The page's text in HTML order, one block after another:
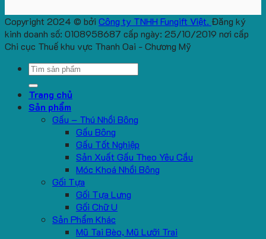
Copyright 2024 © bởi Công ty TNHH Fungift Việt. Đăng ký
kinh doanh số: 0108958687 cấp ngày: 25/10/2019 nơi cấp
Chi cục Thuế khu vực Thanh Oai - Chương Mỹ
Search
Trang chủ
Sản phẩm
Gấu – Thú Nhồi Bông
Gấu Bông
Gấu Tốt Nghiệp
Sản Xuất Gấu Theo Yêu Cầu
Móc Khoá Nhồi Bông
Gối Tựa
Gối Tựa Lưng
Gối Chữ U
Sản Phẩm Khác
Mũ Tai Bèo, Mũ Lưỡi Trai